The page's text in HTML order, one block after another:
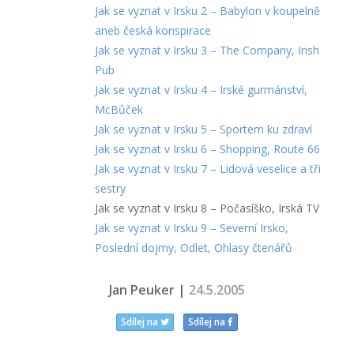
Jak se vyznat v Irsku 2 – Babylon v koupelně
aneb česká konspirace
Jak se vyznat v Irsku 3 – The Company, Irish
Pub
Jak se vyznat v Irsku 4 – Irské gurmánství,
McBůček
Jak se vyznat v Irsku 5 – Sportem ku zdraví
Jak se vyznat v Irsku 6 – Shopping, Route 66
Jak se vyznat v Irsku 7 – Lidová veselice a tři
sestry
Jak se vyznat v Irsku 8 – Počasíško, Irská TV
Jak se vyznat v Irsku 9 – Severní Irsko,
Poslední dojmy, Odlet, Ohlasy čtenářů
Jan Peuker | 24.5.2005
Sdílej na Sdílej na